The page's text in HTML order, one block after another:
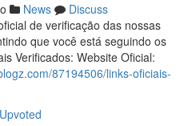
News
Discuss
de verificação das nossas
que você está seguindo os
Verificados: Website Oficial:
87194506/links-oficiais-